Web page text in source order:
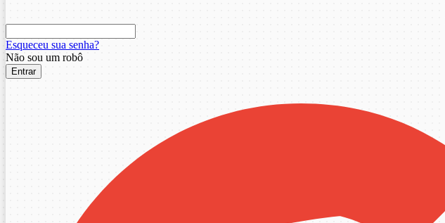
Esqueceu sua senha?
Não sou um robô
Entrar